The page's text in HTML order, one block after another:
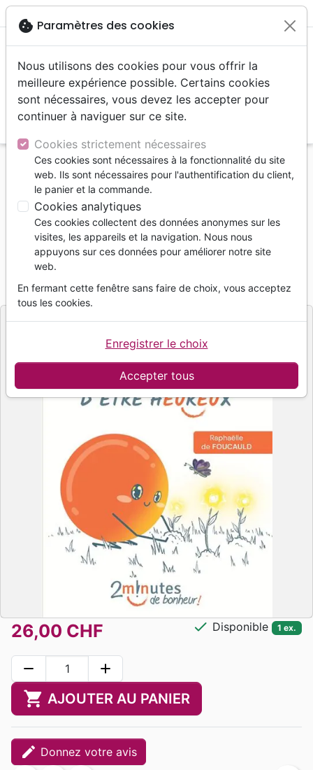
menu
Accueil Livres Personne, santé
Emotions
52 idées pour prendre le temps d'être heureux
52 idées pour prendre le temps d'être
heureux
Raphaëlle de Foucauld
Référence
Editeur2 Minutes de Bonheur
26,00 CHF check Disponible 1 ex.
remove add
shopping_cart AJOUTER AU PANIER
edit Donnez votre avis
cookie Paramètres des cookies
Nous utilisons des cookies pour vous offrir la
meilleure expérience possible. Certains cookies
sont nécessaires, vous devez les accepter pour
continuer à naviguer sur ce site.
Cookies strictement nécessaires
Ces cookies sont nécessaires à la fonctionnalité du site
web. Ils sont nécessaires pour l'authentification du client,
le panier et la commande.
Cookies analytiques
Ces cookies collectent des données anonymes sur les
visites, les appareils et la navigation. Nous nous
appuyons sur ces données pour améliorer notre site
web.
En fermant cette fenêtre sans faire de choix, vous acceptez
tous les cookies.
Accepter tous
Enregistrer le choix